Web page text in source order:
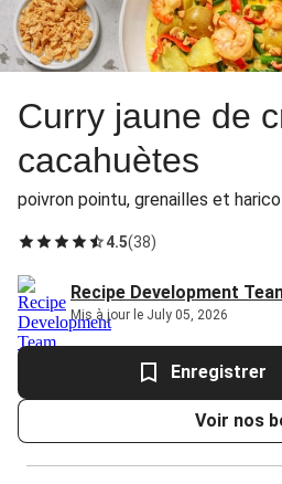
Curry jaune de
cacahuètes
poivron pointu, grenailles et
4.5(38)
Recipe Development
Mis à jour le July 05, 2026
Enregistrer
Voir nos